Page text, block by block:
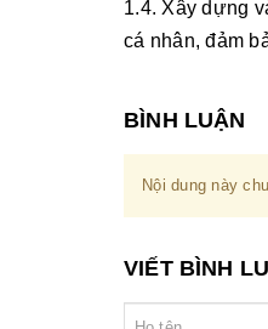
1.4. Xây dựng
cá nhân, đảm
BÌNH LUẬN
Nội dung này
VIẾT BÌNH